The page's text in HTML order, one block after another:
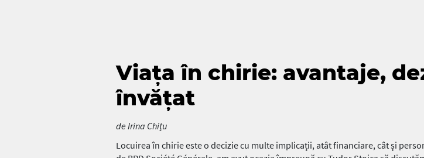
Viața în chirie: avantaje,
învățat
de Irina Chițu
Locuirea în chirie este o decizie cu multe implicații, atât financiare, cât și